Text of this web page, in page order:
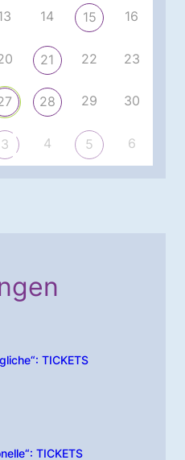
14 15 16
21 22 23
28 29 30
3 4 5 6
TICKETS
TICKETS